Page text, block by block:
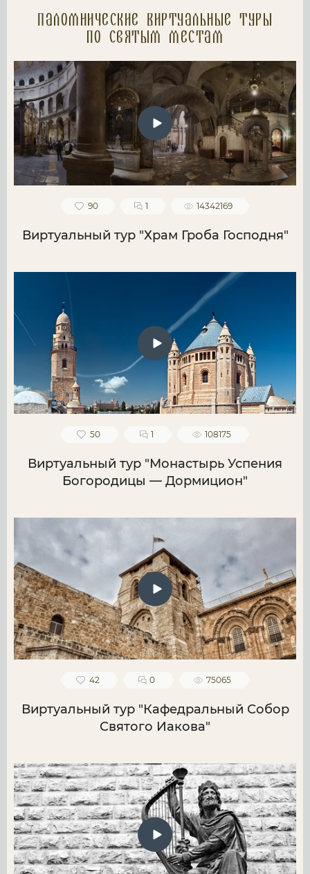
Паломнические Виртуальные туры
по святым местам
90 1 14342169
Виртуальный тур "Храм Гроба Господня"
50 1 108175
Виртуальный тур "Монастырь Успения
Богородицы — Дормицион"
42 0 75065
Виртуальный тур "Кафедральный Собор
Святого Иакова"